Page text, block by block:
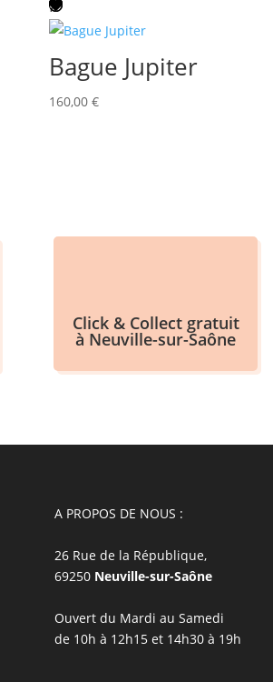
Bague Jupiter
160,00€
Click & Collect gratuit
à Neuville-sur-Saône
A PROPOS DE NOUS :
26 Rue de la République,
69250 Neuville-sur-Saône
Ouvert du Mardi au Samedi
de 10h à 12h15 et 14h30 à 19h